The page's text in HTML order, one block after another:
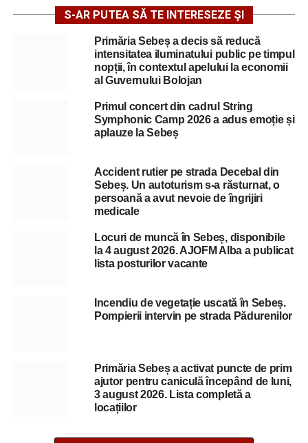
S-AR PUTEA SĂ TE INTERESEZE ȘI
Primăria Sebeș a decis să reducă
intensitatea iluminatului public pe timpul
nopții, în contextul apelului la economii
al Guvernului Bolojan
Primul concert din cadrul String
Symphonic Camp 2026 a adus emoție și
aplauze la Sebeș
Accident rutier pe strada Decebal din
Sebeș. Un autoturism s-a răsturnat, o
persoană a avut nevoie de îngrijiri
medicale
Locuri de muncă în Sebeș, disponibile
la 4 august 2026. AJOFM Alba a publicat
lista posturilor vacante
Incendiu de vegetație uscată în Sebeș.
Pompierii intervin pe strada Pădurenilor
Primăria Sebeș a activat puncte de prim
ajutor pentru caniculă începând de luni,
3 august 2026. Lista completă a
locațiilor